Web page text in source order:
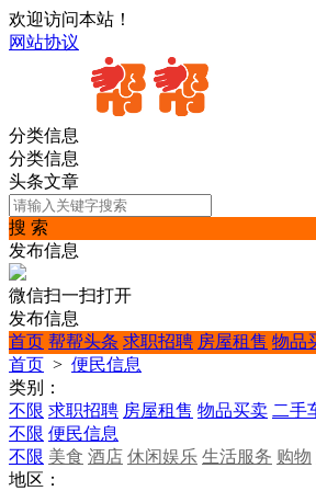
欢迎访问本站！
网站协议
分类信息
分类信息
头条文章
搜 索
发布信息
微信扫一扫打开
发布信息
首页 帮帮头条 求职招聘 房屋租售 物品
首页 > 便民信息
类别：
不限 求职招聘 房屋租售 物品买卖 二手
不限 便民信息
不限 美食 酒店 休闲娱乐 生活服务 购物
地区：